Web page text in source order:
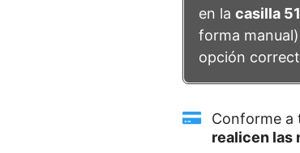
en la casilla
forma
opción
Conforme a
realicen las